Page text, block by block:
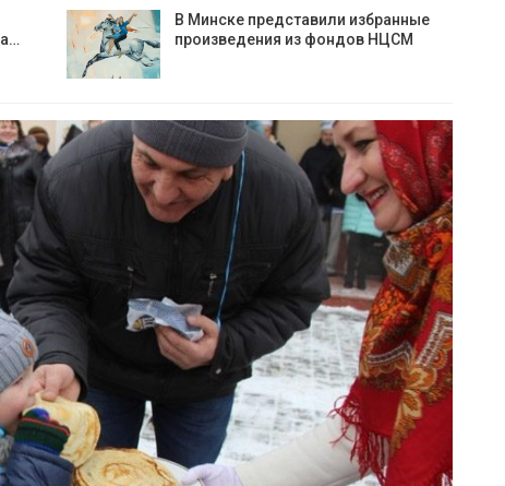
В Минске представили избранные
произведения из фондов НЦСМ